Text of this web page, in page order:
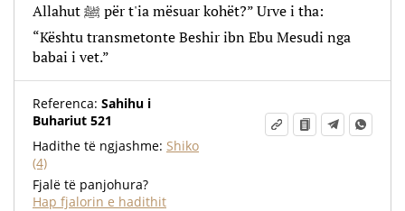
Allahut ﷺ për t'ia mësuar kohët?” Urve i tha:
“Kështu transmetonte Beshir ibn Ebu Mesudi nga
babai i vet.”
Referenca: Sahihu i
Buhariut 521
Hadithe të ngjashme: Shiko
(4)
Fjalë të panjohura?
Hap fjalorin e hadithit